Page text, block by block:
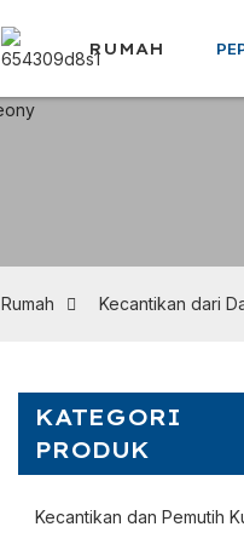
RUMAH
Rumah Kecantikan dari
KATEGORI
PRODUK
Kecantikan dan Pemutih